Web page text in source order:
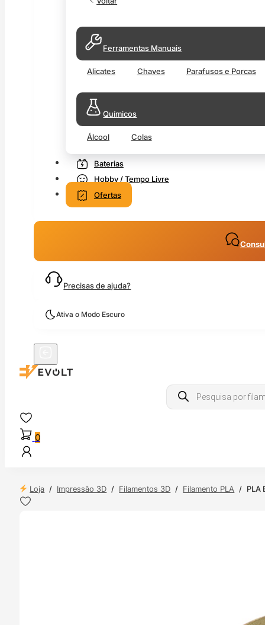
Ferramentas Manuais
Alicates Chaves Parafusos e Porcas
Químicos
Álcool Colas
Baterias
Hobby / Tempo Livre
Ofertas
Precisas de ajuda?
Ativa o Modo Escuro
Products
search
0
Loja / Impressão 3D / Filamentos 3D / Filamento PLA / PLA